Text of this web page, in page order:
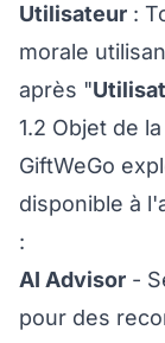
Utilisateur :
morale
après "
1.2 Objet de
GiftWeGo
disponible à
:
AI Advisor -
pour des